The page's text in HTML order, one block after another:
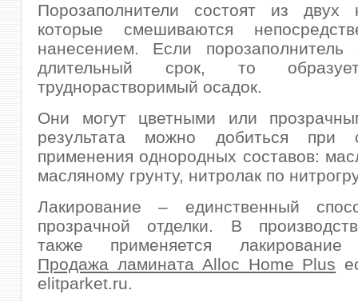
Порозаполнители состоят из двух
которые смешиваются
нанесением. Если порозаполнитель
длительный срок, то
труднорастворимый осадок.
Они могут цветными или
результата можно добиться при
применения однородных составов:
масляному грунту, нитролак по
Лакирование – единственный
прозрачной отделки. В
также применяется лакирование
Продажа ламината Alloc Home Plus
elitparket.ru.